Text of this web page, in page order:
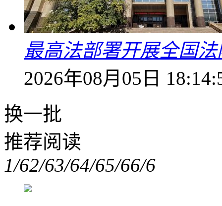
最高法部署开展全国
2026年08月05日
换一批
推荐阅读
1/62/63/64/65/66/6